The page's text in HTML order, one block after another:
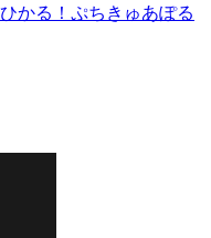
る！ぷちきゅあぽる